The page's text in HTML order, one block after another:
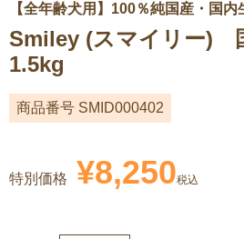
【全年齢犬用】100％純国産・国内
Smiley (スマイリー)
1.5kg
商品番号 SMID000402
特別価格 ¥8,250税込